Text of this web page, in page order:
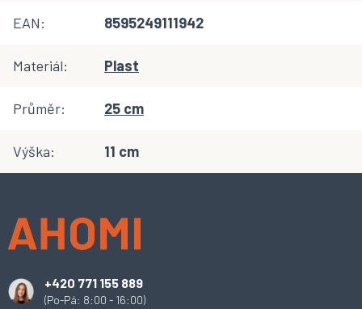
EAN: 8595249111942
Materiál: Plast
Průměr: 25 cm
Výška: 11 cm
+420 771 155 889
(Po-Pá: 8:00 - 16:00)